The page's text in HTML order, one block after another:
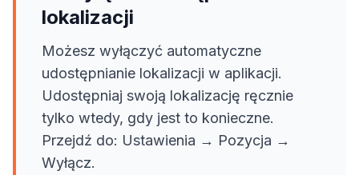
lokalizacji
Możesz wyłączyć automatyczne
udostępnianie lokalizacji w aplikacji.
Udostępniaj swoją lokalizację ręcznie
tylko wtedy, gdy jest to konieczne.
Przejdź do: Ustawienia → Pozycja →
Wyłącz.